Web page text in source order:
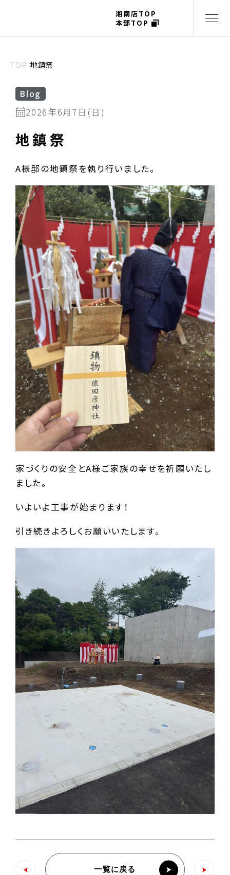
湘南店TOP
本部TOP
TOP 地鎮祭
Blog
2026年6月7日(日)
地鎮祭
A様邸の地鎮祭を執り行いました。
家づくりの安全とA様ご家族の幸せを祈願いたし
ました。
いよいよ工事が始まります！
引き続きよろしくお願いいたします。
一覧に戻る